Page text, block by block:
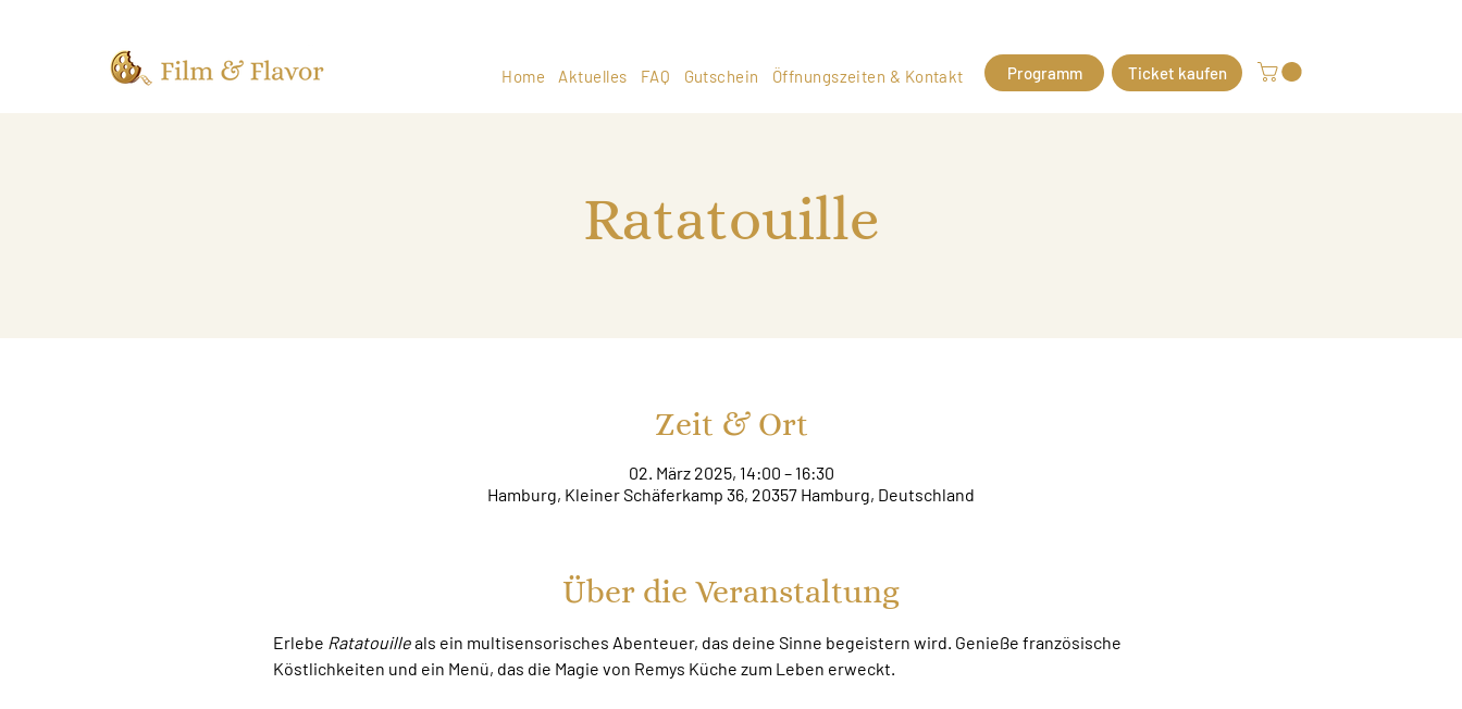
Home Aktuelles FAQ Gutschein Öffnungszeiten & Kontakt Programm Ticket kaufen
Ratatouille
Zeit & Ort
02. März 2025, 14:00 – 16:30
Hamburg, Kleiner Schäferkamp 36, 20357 Hamburg, Deutschland
Über die Veranstaltung
Erlebe Ratatouille als ein multisensorisches Abenteuer, das deine Sinne begeistern wird. Genieße französische
Köstlichkeiten und ein Menü, das die Magie von Remys Küche zum Leben erweckt.